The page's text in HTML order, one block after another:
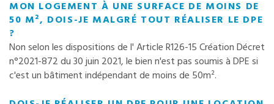
MON LOGEMENT À UNE SURFACE DE MOINS DE
50 M², DOIS-JE MALGRÉ TOUT RÉALISER LE DPE
?
Non selon les dispositions de l' Article R126-15 Création Décret
n°2021-872 du 30 juin 2021, le bien n'est pas soumis à DPE si
c'est un bâtiment indépendant de moins de 50m².